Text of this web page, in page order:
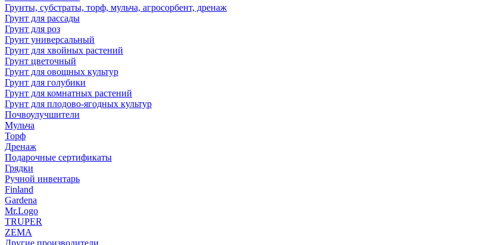
Грунты, субстраты, торф, мульча, агросорбент, дренаж
Грунт для рассады
Грунт для роз
Грунт универсальный
Грунт для хвойных растений
Грунт цветочный
Грунт для овощных культур
Грунт для голубики
Грунт для комнатных растений
Грунт для плодово-ягодных культур
Почвоулучшители
Мульча
Торф
Дренаж
Подарочные сертификаты
Грядки
Ручной инвентарь
Finland
Gardena
Mr.Logo
TRUPER
ZEMA